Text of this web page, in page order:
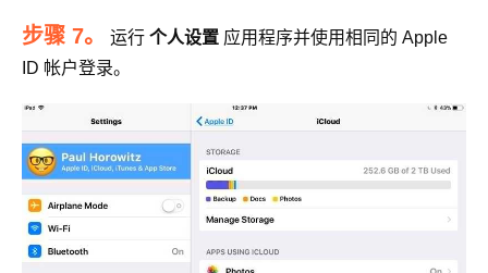
步骤 7。 运行 个人设置 应用程序并使用相同的 Apple
ID 帐户登录。